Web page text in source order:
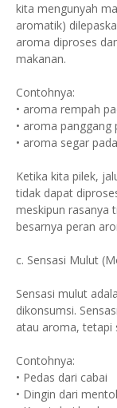
kita mengunyah
aromatik)
aroma diproses
makanan.
Contohnya:
• aroma rempah
• aroma panggang
• aroma segar
Ketika kita pilek,
tidak dapat
meskipun rasanya
besarnya peran
c. Sensasi Mulut
Sensasi mulut
dikonsumsi.
atau aroma, tetapi
Contohnya:
• Pedas dari cabai
• Dingin dari mentol